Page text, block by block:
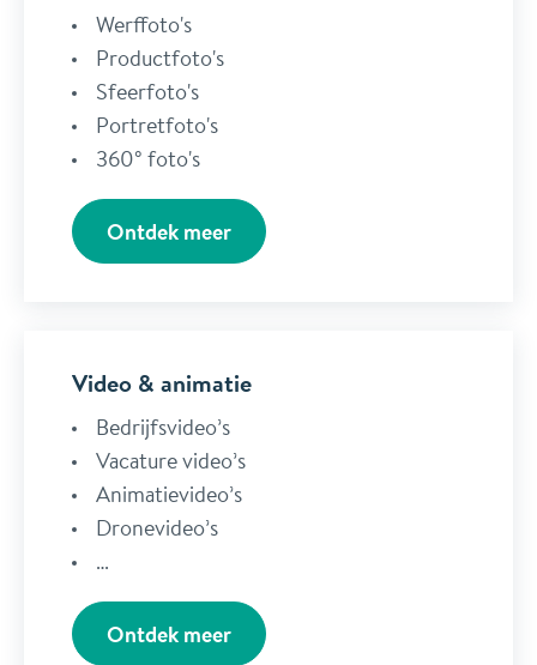
Werffoto's
Productfoto's
Sfeerfoto's
Portretfoto's
360° foto's
Ontdek meer
Video & animatie
Bedrijfsvideo’s
Vacature video’s
Animatievideo’s
Dronevideo’s
…
Ontdek meer